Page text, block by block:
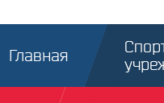
Главная